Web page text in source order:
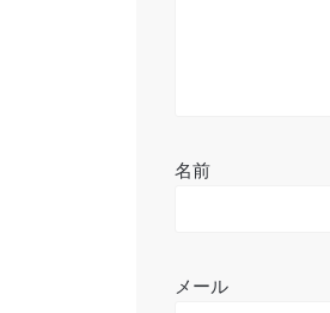
名前
メール